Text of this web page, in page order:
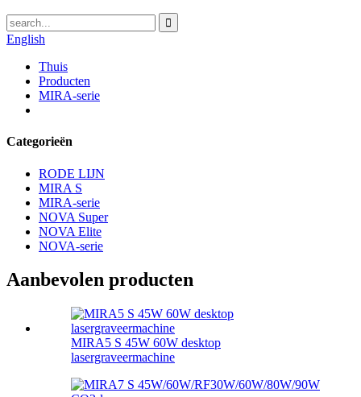
English
Thuis
Producten
MIRA-serie
Categorieën
RODE LIJN
MIRA S
MIRA-serie
NOVA Super
NOVA Elite
NOVA-serie
Aanbevolen producten
MIRA5 S 45W 60W desktop
lasergraveermachine